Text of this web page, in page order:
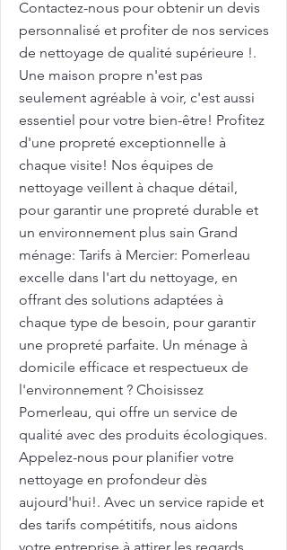
Contactez-nous pour obtenir un devis
personnalisé et profiter de nos services
de nettoyage de qualité supérieure !.
Une maison propre n'est pas
seulement agréable à voir, c'est aussi
essentiel pour votre bien-être! Profitez
d'une propreté exceptionnelle à
chaque visite! Nos équipes de
nettoyage veillent à chaque détail,
pour garantir une propreté durable et
un environnement plus sain Grand
ménage: Tarifs à Mercier: Pomerleau
excelle dans l'art du nettoyage, en
offrant des solutions adaptées à
chaque type de besoin, pour garantir
une propreté parfaite. Un ménage à
domicile efficace et respectueux de
l'environnement ? Choisissez
Pomerleau, qui offre un service de
qualité avec des produits écologiques.
Appelez-nous pour planifier votre
nettoyage en profondeur dès
aujourd'hui!. Avec un service rapide et
des tarifs compétitifs, nous aidons